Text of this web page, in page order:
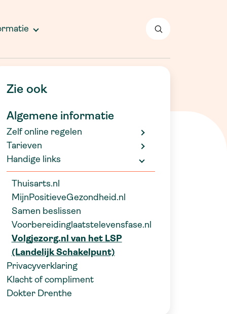
Zie ook
Algemene informatie
Zelf online regelen
Tarieven
Handige links
Thuisarts.nl
MijnPositieveGezondheid.nl
Samen beslissen
Voorbereidinglaatstelevensfase.nl
Volgjezorg.nl van het LSP
(Landelijk Schakelpunt)
Privacyverklaring
Klacht of compliment
Dokter Drenthe